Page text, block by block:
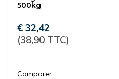
500kg
€ 32,42
(38,90 TTC)
Comparer